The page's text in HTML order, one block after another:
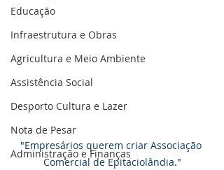
Educação
Infraestrutura e Obras
Agricultura e Meio Ambiente
Assistência Social
Desporto Cultura e Lazer
Nota de Pesar
Administração e Finanças
"Empresários querem criar Associação
Comercial de Epitaciolândia."